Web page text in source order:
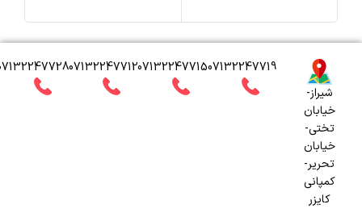
071322477120713224771507132247719
شیراز-
خیابان
تختی-
خیابان
تحریر-
کمپانی
کایزر